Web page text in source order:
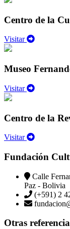
Centro de la
Visitar
Museo
Visitar
Centro de la
Visitar
Fundación
Calle
Paz - Bolivia
(+591) 2
Otras